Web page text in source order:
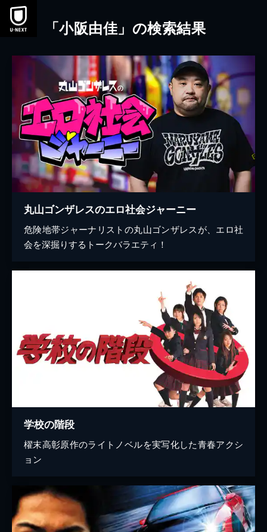
本文へスキップ
「小阪由佳」の検索結果
丸山ゴンザレスのエロ社会ジャーニー
危険地帯ジャーナリストの丸山ゴンザレスが、エロ社
会を深掘りするトークバラエティ！
学校の階段
櫂末高彰原作のライトノベルを実写化した青春アクシ
ョン